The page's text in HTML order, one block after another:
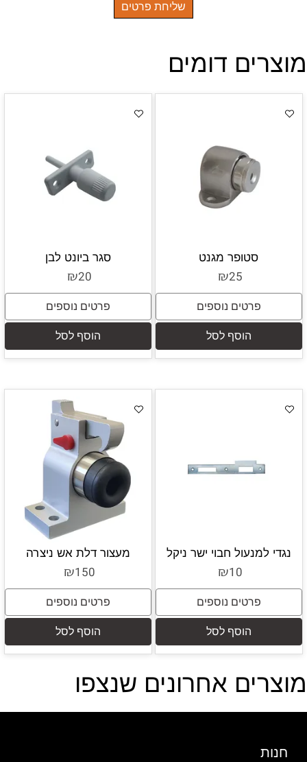
מוצרים דומים
סטופר מגנט
₪25
פרטים נוספים
הוסף לסל
סגר ביונט לבן
₪20
פרטים נוספים
הוסף לסל
נגדי למנעול חבוי ישר ניקל
₪10
פרטים נוספים
הוסף לסל
מעצור דלת אש ניצרה
₪150
פרטים נוספים
הוסף לסל
מוצרים אחרונים שנצפו
חנות